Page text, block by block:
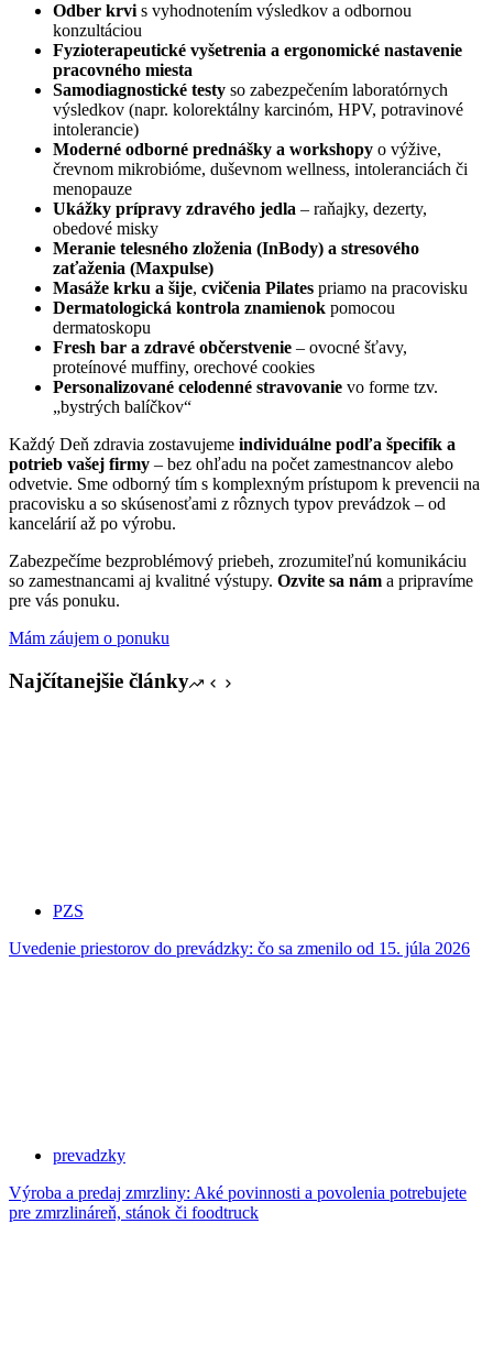
Odber krvi s vyhodnotením výsledkov a odbornou
konzultáciou
Fyzioterapeutické vyšetrenia a ergonomické nastavenie
pracovného miesta
Samodiagnostické testy so zabezpečením laboratórnych
výsledkov (napr. kolorektálny karcinóm, HPV, potravinové
intolerancie)
Moderné odborné prednášky a workshopy o výžive,
črevnom mikrobióme, duševnom wellness, intoleranciách či
menopauze
Ukážky prípravy zdravého jedla – raňajky, dezerty,
obedové misky
Meranie telesného zloženia (InBody) a stresového
zaťaženia (Maxpulse)
Masáže krku a šije, cvičenia Pilates priamo na pracovisku
Dermatologická kontrola znamienok pomocou
dermatoskopu
Fresh bar a zdravé občerstvenie – ovocné šťavy,
proteínové muffiny, orechové cookies
Personalizované celodenné stravovanie vo forme tzv.
„bystrých balíčkov“
Každý Deň zdravia zostavujeme individuálne podľa špecifík a
potrieb vašej firmy – bez ohľadu na počet zamestnancov alebo
odvetvie. Sme odborný tím s komplexným prístupom k prevencii na
pracovisku a so skúsenosťami z rôznych typov prevádzok – od
kancelárií až po výrobu.
Zabezpečíme bezproblémový priebeh, zrozumiteľnú komunikáciu
so zamestnancami aj kvalitné výstupy. Ozvite sa nám a pripravíme
pre vás ponuku.
Mám záujem o ponuku
Najčítanejšie články
PZS
Uvedenie priestorov do prevádzky: čo sa zmenilo od 15. júla 2026
prevadzky
Výroba a predaj zmrzliny: Aké povinnosti a povolenia potrebujete
pre zmrzlináreň, stánok či foodtruck